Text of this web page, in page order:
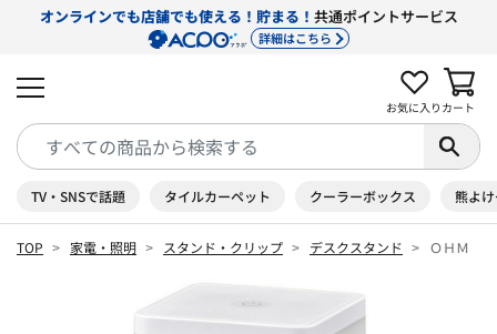
オンラインでも店舗でも使える！貯まる！ 共通ポイントサービス
詳細はこちら
お気に入り カート
TV・SNSで話題 タイルカーペット クーラーボックス 熊よ
TOP 家電・照明 スタンド・クリップ デスクスタンド ＯＨＭ Ｌ